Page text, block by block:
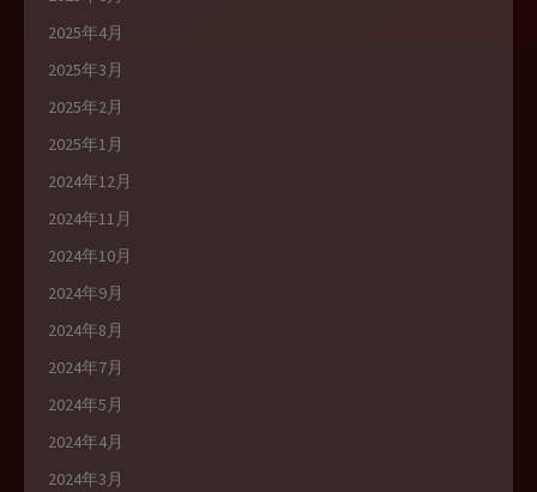
2025年4月
2025年3月
2025年2月
2025年1月
2024年12月
2024年11月
2024年10月
2024年9月
2024年8月
2024年7月
2024年5月
2024年4月
2024年3月